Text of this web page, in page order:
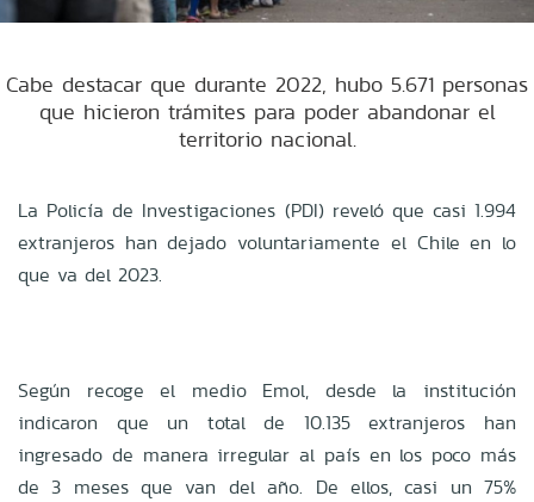
Cabe destacar que durante 2022, hubo 5.671 personas
que hicieron trámites para poder abandonar el
territorio nacional.
La Policía de Investigaciones (PDI) reveló que casi 1.994
extranjeros han dejado voluntariamente el Chile en lo
que va del 2023.
Según recoge el medio Emol, desde la institución
indicaron que un total de 10.135 extranjeros han
ingresado de manera irregular al país en los poco más
de 3 meses que van del año. De ellos, casi un 75%